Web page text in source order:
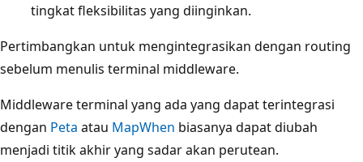
tingkat fleksibilitas yang diinginkan.
Pertimbangkan untuk mengintegrasikan dengan routing
sebelum menulis terminal middleware.
Middleware terminal yang ada yang dapat terintegrasi
dengan Peta atau MapWhen biasanya dapat diubah
menjadi titik akhir yang sadar akan perutean.